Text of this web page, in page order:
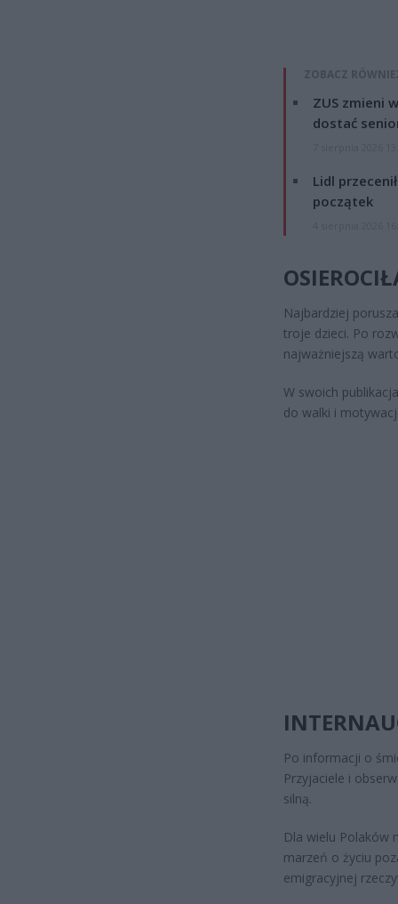
ZOBACZ
ZUS zmieni
dostać
Lidl
początek
Najbardziej
troje dzieci. Po
najważniejszą
W swoich
do walki i
Po informacji o
Przyjaciele i
silną.
Dla wielu Polaków
marzeń o życiu
emigracyjnej